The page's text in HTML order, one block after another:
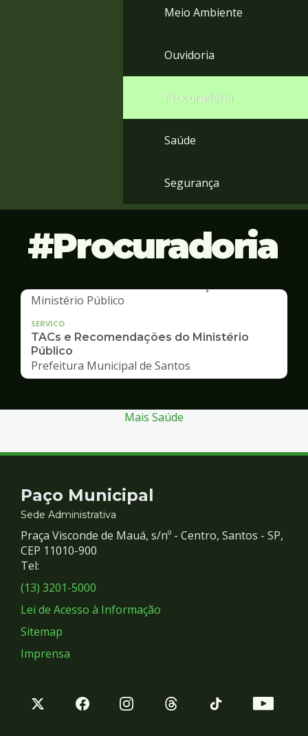
Meio Ambiente
Ouvidoria
Procuradoria
Saúde
Segurança
Procuradoria
SERVICO
TACs e Recomendações do Ministério
Público
Prefeitura Municipal de Santos
Mais Saúde
Contato
e
Redes
Sociais
Paço Municipal
Sede Administrativa
Praça Visconde de Mauá, s/nº - Centro, Santos - SP,
CEP 11010-900
Tel:
(13) 3201-5000
Lei de Acesso à Informação
Sitemap
Imprensa